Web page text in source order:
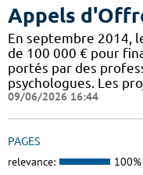
Appels
En septembre 2014,
de 100 000 € pour
portés par des
psychologues. Les
09/06/2026 16:44
PAGES
relevance: 100%